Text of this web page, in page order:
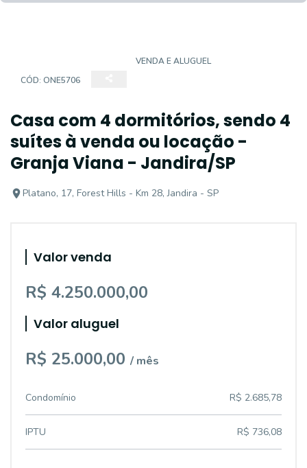
VENDA E ALUGUEL
CÓD: ONE5706
Casa com 4 dormitórios, sendo 4
suítes à venda ou locação -
Granja Viana - Jandira/SP
Platano, 17, Forest Hills - Km 28, Jandira - SP
Valor venda
R$ 4.250.000,00
Valor aluguel
R$ 25.000,00 / mês
Condomínio R$ 2.685,78
IPTU R$ 736,08